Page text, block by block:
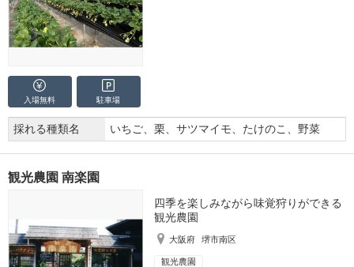
入場無料 駐車場
採れる種類名 いちご、栗、サツマイモ、たけのこ、野菜
観光農園 南楽園
四季を楽しみながら味覚狩りができる
観光農園
大阪府 堺市南区
観光農園